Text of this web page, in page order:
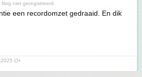
Nog niet geregistreerd.
een recordomzet gedraaid. En dik
O+